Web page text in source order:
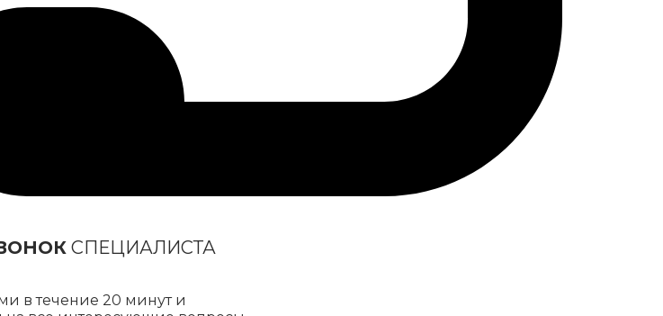
СПЕЦИАЛИСТА
в течение 20 минут и